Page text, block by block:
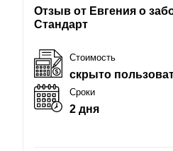
Отзыв от Евгения о
Стандарт
Стоимость
скрыто
Сроки
2 дня